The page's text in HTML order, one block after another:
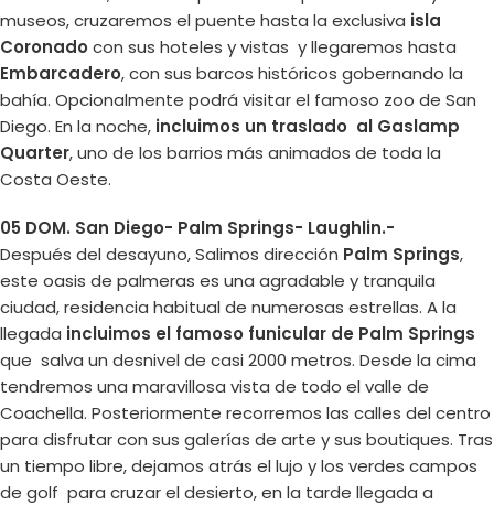
museos, cruzaremos el puente hasta la exclusiva isla
Coronado con sus hoteles y vistas y llegaremos hasta
Embarcadero, con sus barcos históricos gobernando la
bahía. Opcionalmente podrá visitar el famoso zoo de San
Diego. En la noche, incluimos un traslado al Gaslamp
Quarter, uno de los barrios más animados de toda la
Costa Oeste.
05 DOM. San Diego- Palm Springs- Laughlin.-
Después del desayuno, Salimos dirección Palm Springs,
este oasis de palmeras es una agradable y tranquila
ciudad, residencia habitual de numerosas estrellas. A la
llegada incluimos el famoso funicular de Palm Springs
que salva un desnivel de casi 2000 metros. Desde la cima
tendremos una maravillosa vista de todo el valle de
Coachella. Posteriormente recorremos las calles del centro
para disfrutar con sus galerías de arte y sus boutiques. Tras
un tiempo libre, dejamos atrás el lujo y los verdes campos
de golf para cruzar el desierto, en la tarde llegada a